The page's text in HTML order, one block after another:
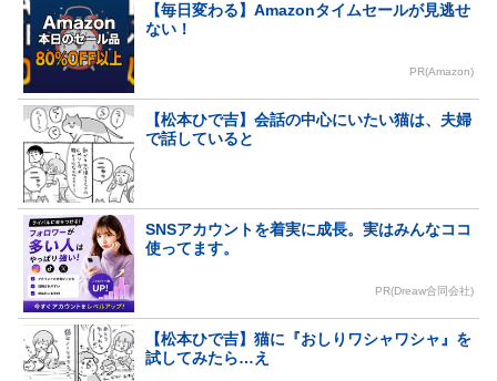
【毎日変わる】Amazonタイムセールが見逃せ
ない！
PR(Amazon)
【松本ひで吉】会話の中心にいたい猫は、夫婦
で話していると
SNSアカウントを着実に成長。実はみんなココ
使ってます。
PR(Dreaw合同会社)
【松本ひで吉】猫に『おしりワシャワシャ』を
試してみたら…え